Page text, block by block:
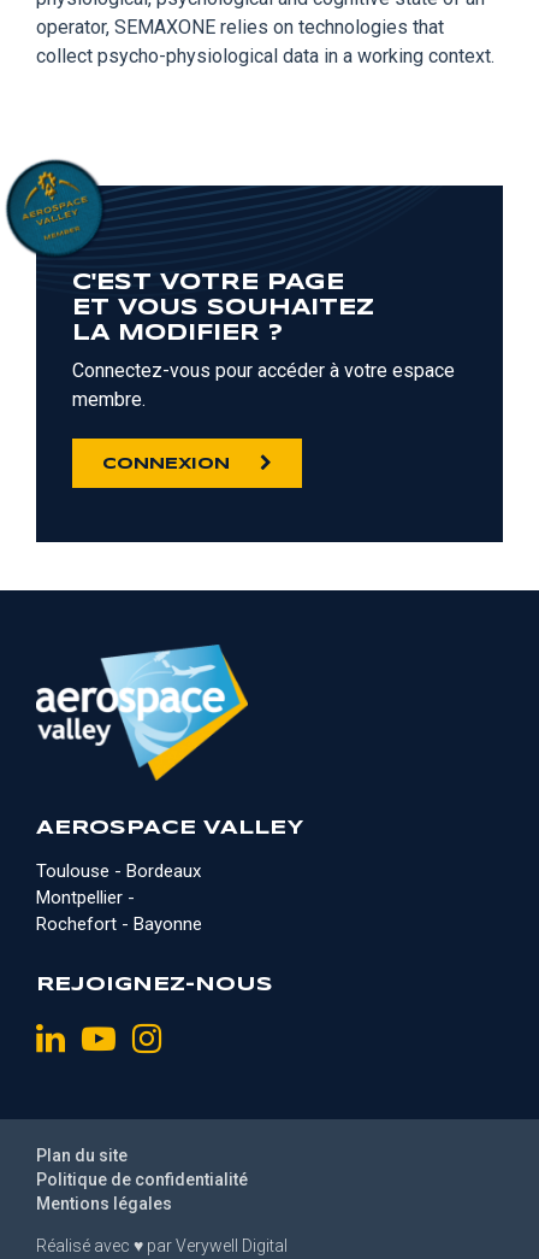
operator, SEMAXONE relies on technologies that
collect psycho-physiological data in a working context.
C'EST VOTRE PAGE
ET VOUS SOUHAITEZ
LA MODIFIER ?
Connectez-vous pour accéder à votre espace
membre.
CONNEXION
AEROSPACE VALLEY
Toulouse - Bordeaux
Montpellier -
Rochefort - Bayonne
REJOIGNEZ-NOUS
Réalisé avec ♥ parVerywell Digital
Mentions légales
Politique de confidentialité
Plan du site